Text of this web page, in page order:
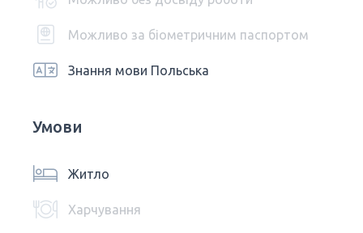
Можливо за біометричним паспортом
Знання мови Польська
Умови
Житло
Харчування